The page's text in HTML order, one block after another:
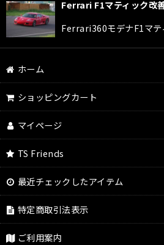
Ferrari F1マティック改
Ferrari360モデナF1マテ
ホーム
ショッピングカート
マイページ
TS Friends
最近チェックしたアイテム
特定商取引法表示
ご利用案内